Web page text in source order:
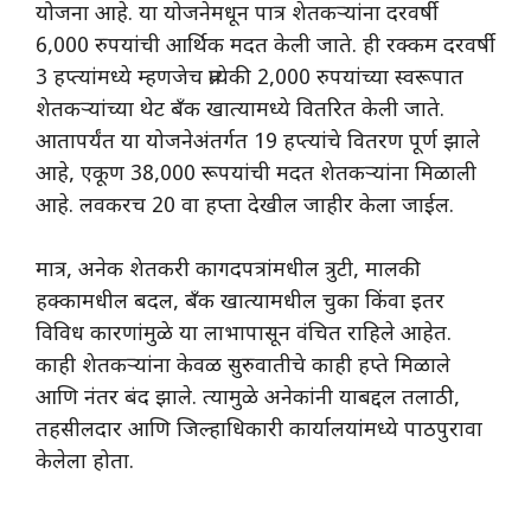
योजना आहे. या योजनेमधून पात्र शेतकऱ्यांना दरवर्षी
6,000 रुपयांची आर्थिक मदत केली जाते. ही रक्कम दरवर्षी
3 हप्त्यांमध्ये म्हणजेच प्रत्येकी 2,000 रुपयांच्या स्वरूपात
शेतकऱ्यांच्या थेट बँक खात्यामध्ये वितरित केली जाते.
आतापर्यंत या योजनेअंतर्गत 19 हप्त्यांचे वितरण पूर्ण झाले
आहे, एकूण 38,000 रूपयांची मदत शेतकऱ्यांना मिळाली
आहे. लवकरच 20 वा हप्ता देखील जाहीर केला जाईल.
मात्र, अनेक शेतकरी कागदपत्रांमधील त्रुटी, मालकी
हक्कामधील बदल, बँक खात्यामधील चुका किंवा इतर
विविध कारणांमुळे या लाभापासून वंचित राहिले आहेत.
काही शेतकऱ्यांना केवळ सुरुवातीचे काही हप्ते मिळाले
आणि नंतर बंद झाले. त्यामुळे अनेकांनी याबद्दल तलाठी,
तहसीलदार आणि जिल्हाधिकारी कार्यालयांमध्ये पाठपुरावा
केलेला होता.